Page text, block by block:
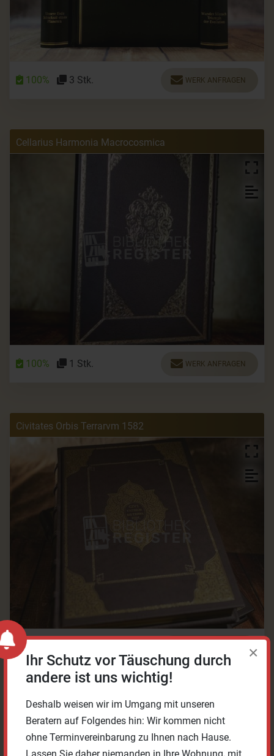
Ihr Schutz vor Täuschung durch
andere ist uns wichtig!
Deshalb weisen wir im Umgang mit unseren
Beratern auf Folgendes hin: Wir kommen nicht
ohne Terminvereinbarung zu Ihnen nach Hause.
×
100% 3 Stk. WERK ANFRAGEN
Cellarius Harmonia Macrocosmica
100% 1 Stk. WERK ANFRAGEN
Civitates Orbis Terrarvm 1582
100%
Coron - Die Grossen